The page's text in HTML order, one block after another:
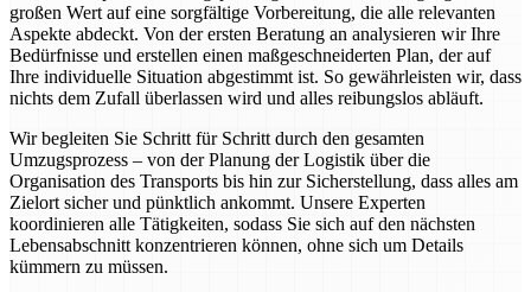
großen Wert auf eine sorgfältige Vorbereitung, die alle relevanten
Aspekte abdeckt. Von der ersten Beratung an analysieren wir Ihre
Bedürfnisse und erstellen einen maßgeschneiderten Plan, der auf
Ihre individuelle Situation abgestimmt ist. So gewährleisten wir, dass
nichts dem Zufall überlassen wird und alles reibungslos abläuft.
Wir begleiten Sie Schritt für Schritt durch den gesamten
Umzugsprozess – von der Planung der Logistik über die
Organisation des Transports bis hin zur Sicherstellung, dass alles am
Zielort sicher und pünktlich ankommt. Unsere Experten
koordinieren alle Tätigkeiten, sodass Sie sich auf den nächsten
Lebensabschnitt konzentrieren können, ohne sich um Details
kümmern zu müssen.